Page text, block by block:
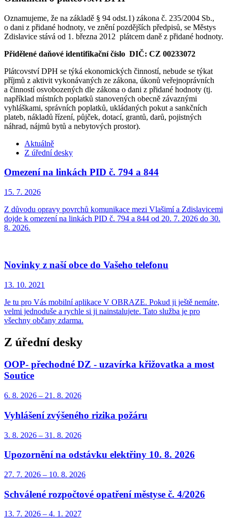
Oznamujeme, že na základě § 94 odst.1) zákona č. 235/2004 Sb.,
o dani z přidané hodnoty, ve znění pozdějších předpisů, se Městys
Zdislavice stává od 1. března 2012 plátcem daně z přidané hodnoty.
Přidělené daňové identifikační číslo DIČ: CZ 00233072
Plátcovství DPH se týká ekonomických činností, nebude se týkat
příjmů z aktivit vykonávaných ze zákona, úkonů veřejnoprávních
a činností osvobozených dle zákona o dani z přidané hodnoty (tj.
například místních poplatků stanovených obecně závaznými
vyhláškami, správních poplatků, ukládaných pokut a sankčních
plateb, nákladů řízení, půjček, dotací, grantů, darů, pojistných
náhrad, nájmů bytů a nebytových prostor).
Aktuálně
Z úřední desky
Omezení na linkách PID č. 794 a 844
15. 7. 2026
Z důvodu opravy povrchů komunikace mezi Vlašimí a Zdislavicemi
dojde k omezení na linkách PID č. 794 a 844 od 20. 7. 2026 do 30.
8. 2026.
Novinky z naší obce do Vašeho telefonu
13. 10. 2021
Je tu pro Vás mobilní aplikace V OBRAZE. Pokud ji ještě nemáte,
velmi jednoduše a rychle si ji nainstalujete. Tato služba je pro
všechny občany zdarma.
Z úřední desky
OOP- přechodné DZ - uzavírka křižovatka a most
Soutice
6. 8. 2026 – 21. 8. 2026
Vyhlášení zvýšeného rizika požáru
3. 8. 2026 – 31. 8. 2026
Upozornění na odstávku elektřiny 10. 8. 2026
27. 7. 2026 – 10. 8. 2026
Schválené rozpočtové opatření městyse č. 4/2026
13. 7. 2026 – 4. 1. 2027